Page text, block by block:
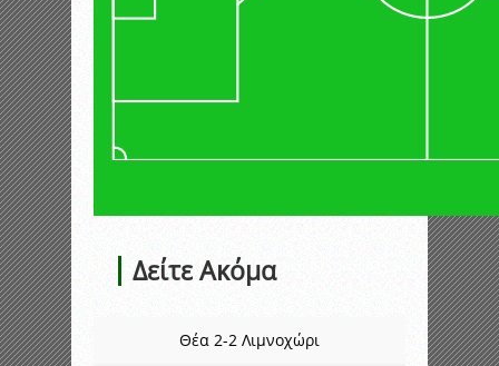
Δείτε Ακόμα
Θέα 2-2 Λιμνοχώρι